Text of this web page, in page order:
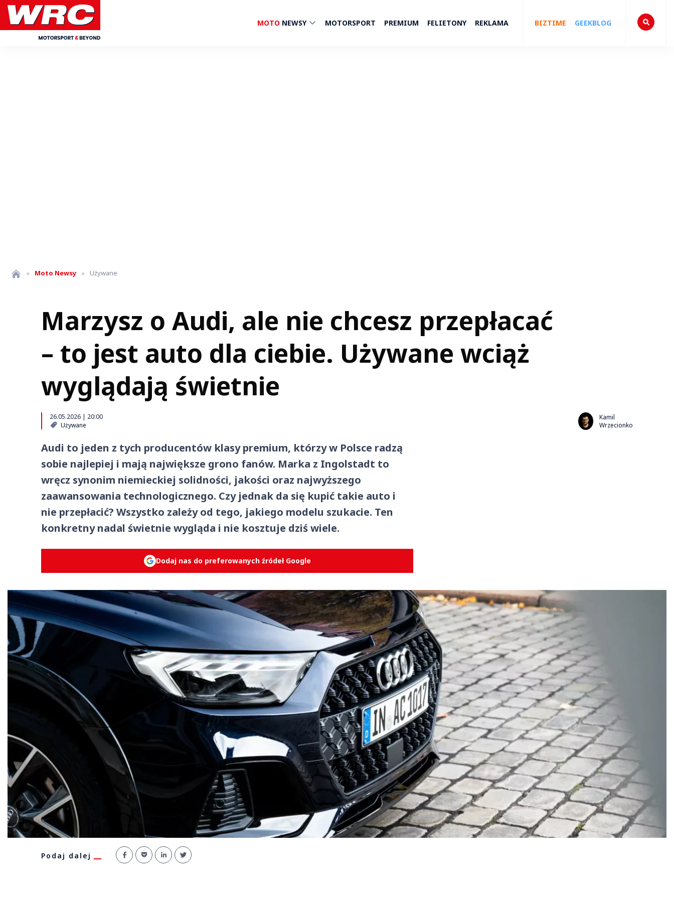
MOTO NEWSY MOTORSPORT PREMIUM FELIETONY REKLAMA BIZTIME GEEKBLOG
» Moto Newsy » Używane
Marzysz o Audi, ale nie chcesz przepłacać
– to jest auto dla ciebie. Używane wciąż
wyglądają świetnie
26.05.2026 | 20:00
Używane
Kamil
Wrzecionko
Audi to jeden z tych producentów klasy premium, którzy w Polsce radzą
sobie najlepiej i mają największe grono fanów. Marka z Ingolstadt to
wręcz synonim niemieckiej solidności, jakości oraz najwyższego
zaawansowania technologicznego. Czy jednak da się kupić takie auto i
nie przepłacić? Wszystko zależy od tego, jakiego modelu szukacie. Ten
konkretny nadal świetnie wygląda i nie kosztuje dziś wiele.
Dodaj nas do preferowanych źródeł Google
Podaj dalej